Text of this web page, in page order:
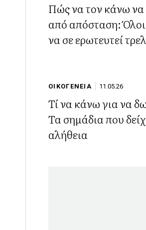
Πώς να τον κάνω να
από απόσταση: Όλοι
να σε ερωτευτεί
ΟΙΚΟΓΕΝΕΙΑ 11.05.26
Τί να κάνω για να
Τα σημάδια που
αλήθεια